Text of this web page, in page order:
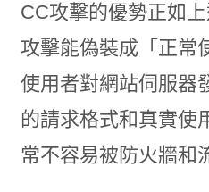
CC攻擊的優勢正如
攻擊能偽裝成「正常
使用者對網站伺服器
的請求格式和真實使
常不容易被防火牆和